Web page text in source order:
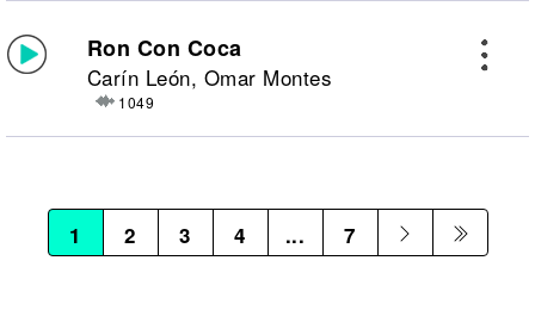
Ron Con Coca
Carín León, Omar Montes
1049
1 2 3 4 ... 7